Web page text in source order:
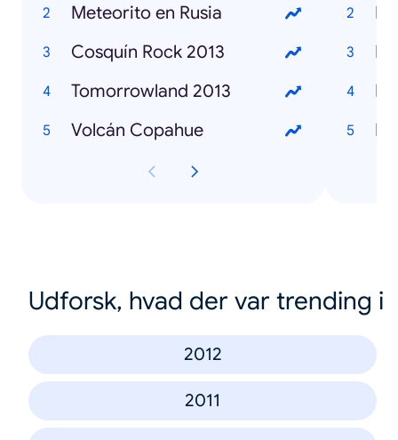
Meteorito en Rusia
Cosquín Rock 2013
Tomorrowland 2013
Volcán Copahue
Udforsk, hvad der var trending i
2012
2011